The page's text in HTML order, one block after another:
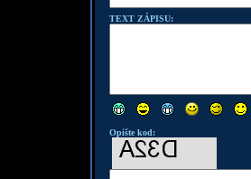
TEXT ZÁPISU:
Opište kod: